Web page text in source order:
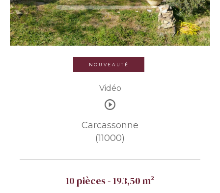
NOUVEAUTÉ
Vidéo
Carcassonne
(11000)
10 pièces - 193,50 m²